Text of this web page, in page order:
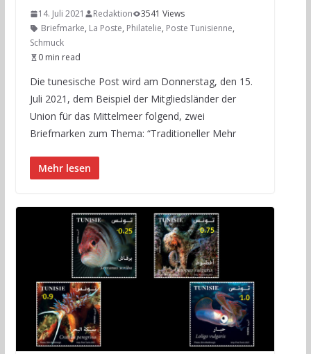
14. Juli 2021 Redaktion
3541 Views
Briefmarke, La Poste, Philatelie, Poste Tunisienne,
Schmuck
0 min read
Die tunesische Post wird am Donnerstag, den 15.
Juli 2021, dem Beispiel der Mitgliedsländer der
Union für das Mittelmeer folgend, zwei
Briefmarken zum Thema: “Traditioneller Mehr
Mehr lesen